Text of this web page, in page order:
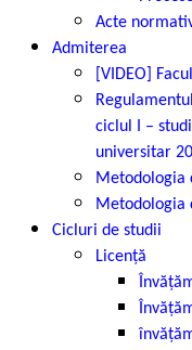
Acte
Admiterea
[VIDEO]
ciclul I –
universitar
Metodologia
Metodologia
Cicluri de studii
Licență